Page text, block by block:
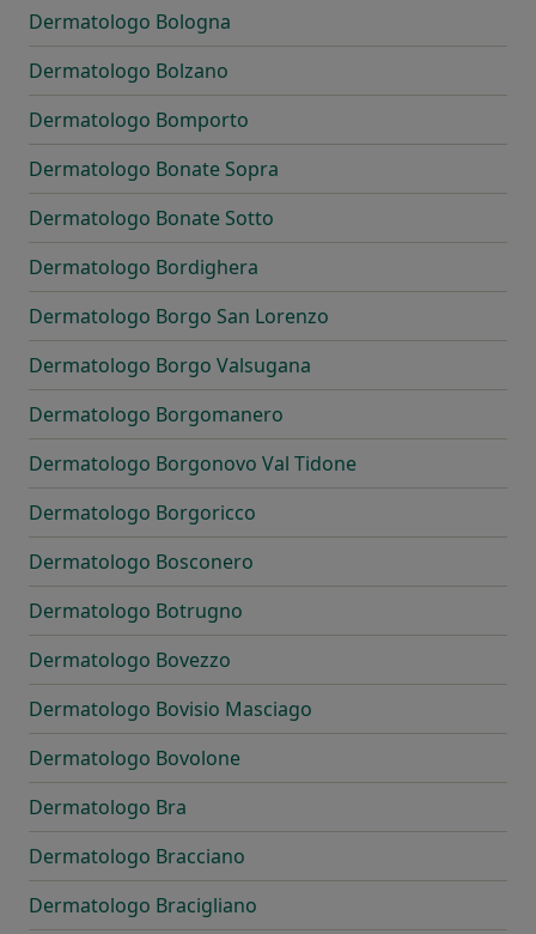
Dermatologo Bologna
Dermatologo Bolzano
Dermatologo Bomporto
Dermatologo Bonate Sopra
Dermatologo Bonate Sotto
Dermatologo Bordighera
Dermatologo Borgo San Lorenzo
Dermatologo Borgo Valsugana
Dermatologo Borgomanero
Dermatologo Borgonovo Val Tidone
Dermatologo Borgoricco
Dermatologo Bosconero
Dermatologo Botrugno
Dermatologo Bovezzo
Dermatologo Bovisio Masciago
Dermatologo Bovolone
Dermatologo Bra
Dermatologo Bracciano
Dermatologo Bracigliano